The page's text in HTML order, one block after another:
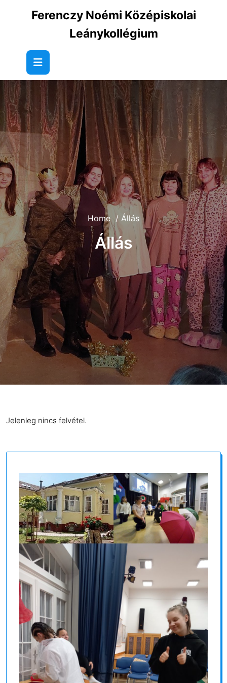
Ferenczy Noémi Középiskolai
Leánykollégium
Home/ Állás
Állás
Jelenleg nincs felvétel.